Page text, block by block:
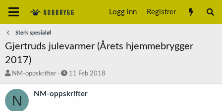
Logg inn Registrer
Sterk spesialøl
Gjertruds julevarmer (Årets hjemmebrygger
2017)
T
å
d
NM-oppskrifter
S
a
11 Feb 2018
N NM-oppskrifter